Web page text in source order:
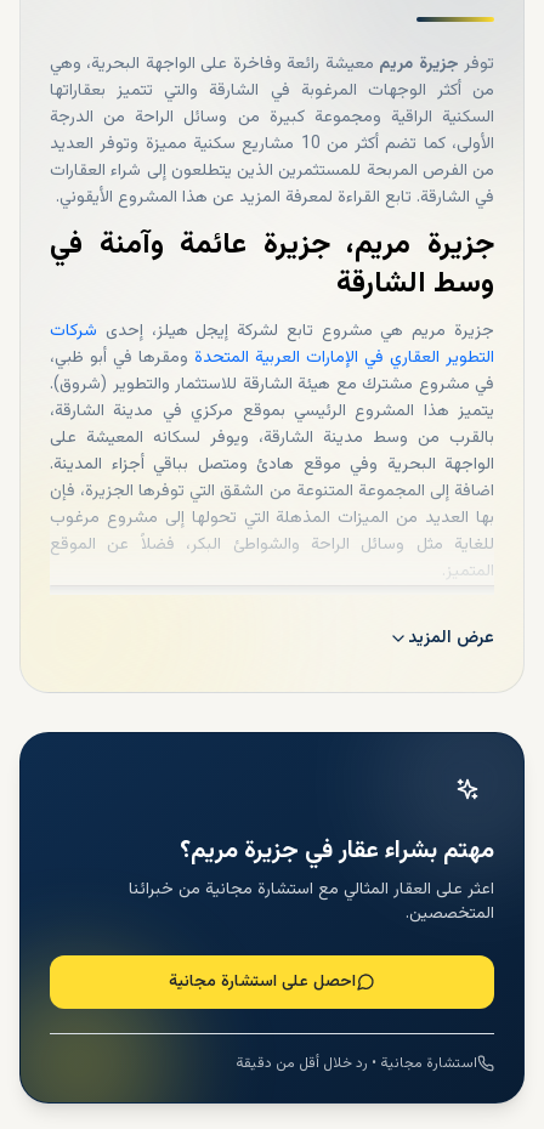
توفر جزيرة مريم معيشة رائعة وفاخرة على الواجهة البحرية، وهي
من أكثر الوجهات المرغوبة في الشارقة والتي تتميز بعقاراتها
السكنية الراقية ومجموعة كبيرة من وسائل الراحة من الدرجة
الأولى، كما تضم أكثر من 10 مشاريع سكنية مميزة وتوفر العديد
من الفرص المربحة للمستثمرين الذين يتطلعون إلى شراء العقارات
في الشارقة. تابع القراءة لمعرفة المزيد عن هذا المشروع الأيقوني.
جزيرة مريم، جزيرة عائمة وآمنة في
وسط الشارقة
جزيرة مريم هي مشروع تابع لشركة إيجل هيلز، إحدى شركات
التطوير العقاري في الإمارات العربية المتحدة ومقرها في أبو ظبي،
في مشروع مشترك مع هيئة الشارقة للاستثمار والتطوير (شروق).
يتميز هذا المشروع الرئيسي بموقع مركزي في مدينة الشارقة،
بالقرب من وسط مدينة الشارقة، ويوفر لسكانه المعيشة على
الواجهة البحرية وفي موقع هادئ ومتصل بباقي أجزاء المدينة.
اضافة إلى المجموعة المتنوعة من الشقق التي توفرها الجزيرة، فإن
بها العديد من الميزات المذهلة التي تحولها إلى مشروع مرغوب
للغاية مثل وسائل الراحة والشواطئ البكر، فضلاً عن الموقع
المتميز.
المحفظة العقارية لجزيرة مريم
يقدم مشروع جزيرة مريم للمستثمرين مجموعة متنوعة من
الشقق الراقية بأسعار معقولة في الشارقة
فرعية تتميز كل منها بطابع معماري فريد. وقد تم تصميم 9
مجمعات سكنية فرعية في جزيرة مريم حتى الآن، خمسة منها
على المشاريع المعروضة للبيع في جزيرة مريم:
سيان بيتش ريزيدنس:سيان بيتش ريزيدنس هي المجمع
عرض المزيد
مهتم بشراء عقار في جزيرة مريم؟
اعثر على العقار المثالي مع استشارة مجانية من خبرائنا
المتخصصين.
احصل على استشارة مجانية
استشارة مجانية • رد خلال أقل من دقيقة